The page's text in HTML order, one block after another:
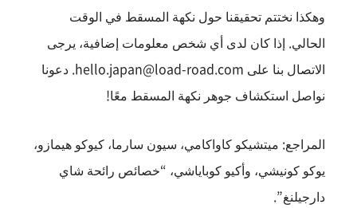
وهكذا نختتم تحقيقنا حول نكهة المسقط في الوقت
الحالي. إذا كان لدى أي شخص معلومات إضافية، يرجى
الاتصال بنا على hello.japan@load-road.com. دعونا
نواصل استكشاف جوهر نكهة المسقط معًا!
المراجع: ميتشيكو كاواكامي، سيون سارما، كيوكو هيمازو،
يوكو كونيشي، وأكيو كوباياشي، “خصائص رائحة شاي
دارجيلنغ”.